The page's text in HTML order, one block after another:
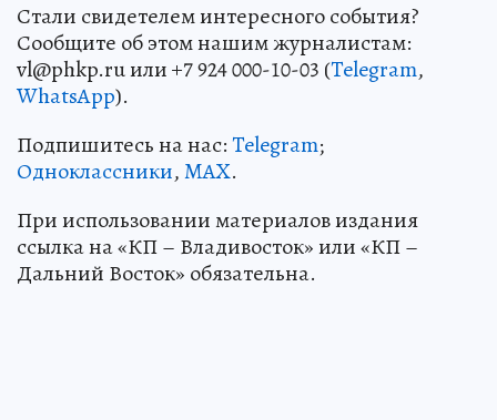
Стали свидетелем интересного события?
Сообщите об этом нашим журналистам:
vl@phkp.ru или +7 924 000-10-03 (Telegram,
WhatsApp).
Подпишитесь на нас:Telegram;
Одноклассники,MAX.
При использовании материалов издания
ссылка на «КП – Владивосток» или «КП –
Дальний Восток» обязательна.